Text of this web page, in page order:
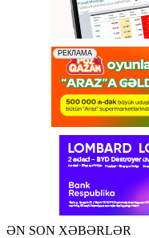
ƏN SON XƏBƏRLƏR